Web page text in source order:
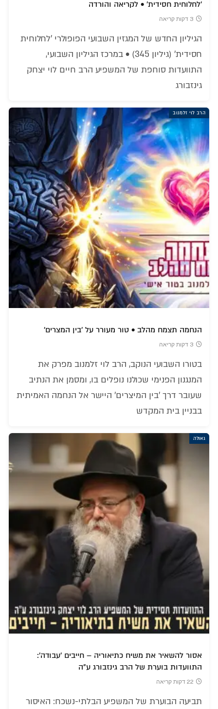
'לחלוחית חסידית' • לקריאה והורדה
3 דקות קריאה
הגיליון החדש של המגזין השבועי הפופולרי 'לחלוחית
חסידית' (גיליון 345) • במרכז הגיליון השבועי,
התוועדות סוחפת של המשפיע הרב חיים לוי יצחק
גינזבורג
הרב לוי זלמנוב
הנחמה תצמח מהלב • טור מעורר על 'בין המצרים'
3 דקות קריאה
בטורו השבועי הנוקב, הרב לוי זלמנוב מפרק את
המנגנון הפנימי שכולנו נופלים בו, ומסמן את הנתיב
שעובר דרך 'בין המיצרים' היישר אל הנחמה האמיתית
בבניין בית המקדש
גאולה
אסור להשאיר את משיח כתיאוריה – חייבים 'עבודה':
התוועדות בוערת של הרב גינזבורג ע"ה
22 דקות קריאה
תביעה הבוערת של המשפיע הבלתי-נשכח: האיסור